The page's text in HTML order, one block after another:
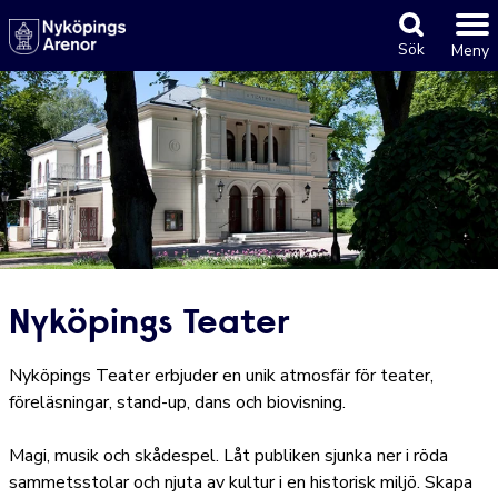
Sök Meny
Nyköpings Teater
Nyköpings Teater erbjuder en unik atmosfär för teater,
föreläsningar, stand-up, dans och biovisning.
Magi, musik och skådespel. Låt publiken sjunka ner i röda
sammetsstolar och njuta av kultur i en historisk miljö. Skapa